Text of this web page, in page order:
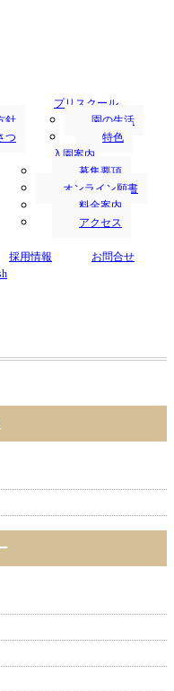
International
ターナショナ
ショナルスクールでは、
針
つ
プリスクール
園の生活
特色
入園案内
募集要項
オンライン願書
料金案内
アクセス
採用情報
お問合せ